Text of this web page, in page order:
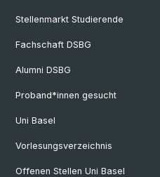
Stellenmarkt Studierende
Fachschaft DSBG
Alumni DSBG
Proband*innen gesucht
Uni Basel
Vorlesungsverzeichnis
Offenen Stellen Uni Basel